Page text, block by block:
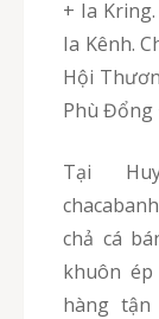
+ Ia
Ia Kênh.
Hội
Phù Đổng
Tại Huyện Kbang của Gia Lai,
chả cá
khuôn ép
hàng tận